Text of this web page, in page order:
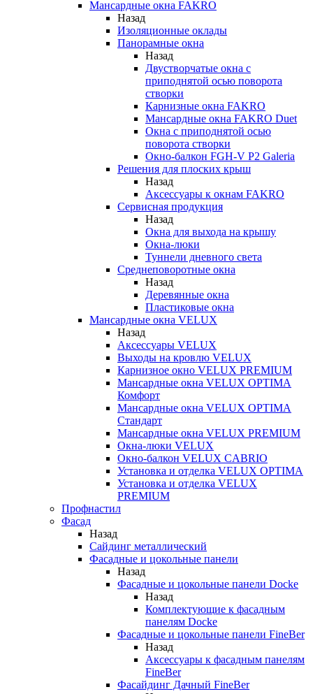
Мансардные окна FAKRO
Назад
Изоляционные оклады
Панорамные окна
Назад
Двустворчатые окна с
приподнятой осью поворота
створки
Карнизные окна FAKRO
Мансардные окна FAKRO Duet
Окна с приподнятой осью
поворота створки
Окно-балкон FGH-V P2 Galeria
Решения для плоских крыш
Назад
Аксессуары к окнам FAKRO
Сервисная продукция
Назад
Окна для выхода на крышу
Окна-люки
Туннели дневного света
Среднеповоротные окна
Назад
Деревянные окна
Пластиковые окна
Мансардные окна VELUX
Назад
Аксессуары VELUX
Выходы на кровлю VELUX
Карнизное окно VELUX PREMIUM
Мансардные окна VELUX OPTIMA
Комфорт
Мансардные окна VELUX OPTIMA
Стандарт
Мансардные окна VELUX PREMIUM
Окна-люки VELUX
Окно-балкон VELUX CABRIO
Установка и отделка VELUX OPTIMA
Установка и отделка VELUX
PREMIUM
Профнастил
Фасад
Назад
Сайдинг металлический
Фасадные и цокольные панели
Назад
Фасадные и цокольные панели Docke
Назад
Комплектующие к фасадным
панелям Docke
Фасадные и цокольные панели FineBer
Назад
Аксессуары к фасадным панелям
FineBer
Фасайдинг Дачный FineBer